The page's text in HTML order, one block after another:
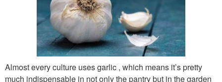
Almost every culture uses garlic , which means it’s pretty
much indispensable in not only the pantry but in the garden